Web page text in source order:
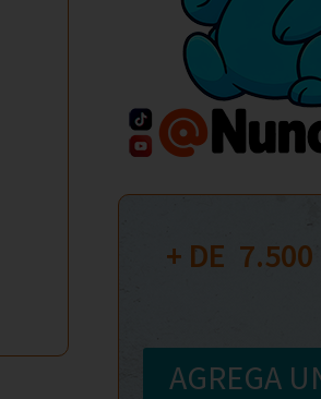
+ DE 7.500
AGREGA